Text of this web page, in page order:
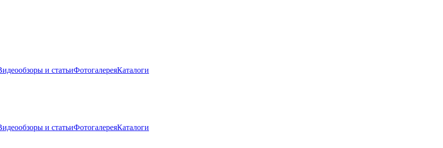
и статьиФотогалереяКаталоги
и статьиФотогалереяКаталоги